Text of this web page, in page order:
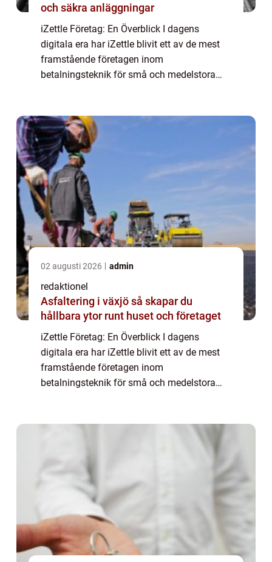
och säkra anläggningar
iZettle Företag: En Överblick I dagens
digitala era har iZettle blivit ett av de mest
framstående företagen inom
betalningsteknik för små och medelstora
utforska oli...
02 augusti 2026 admin
redaktionel
Asfaltering i växjö så skapar du
hållbara ytor runt huset och företaget
iZettle Företag: En Överblick I dagens
digitala era har iZettle blivit ett av de mest
framstående företagen inom
betalningsteknik för små och medelstora